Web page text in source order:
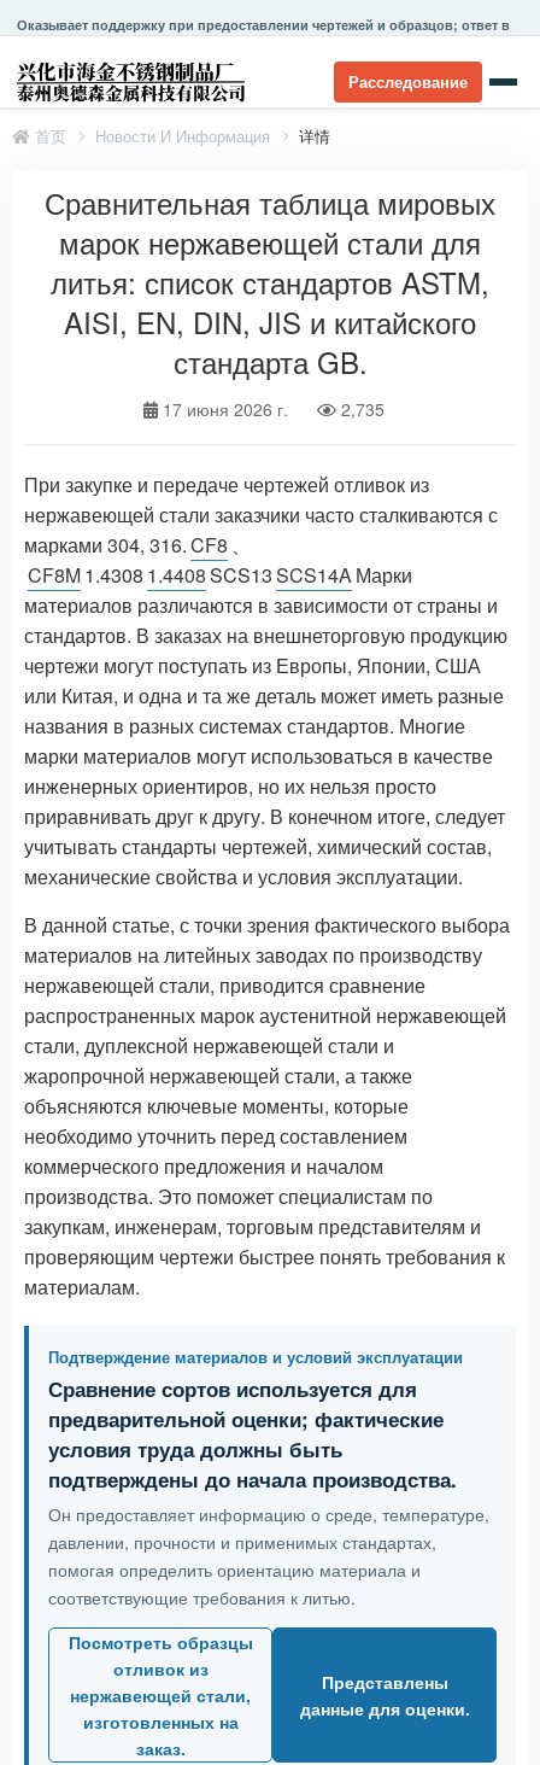
Оказывает поддержку при предоставлении чертежей и образцов; ответ в
Расследование
首页 Новости И Информация 详情
Сравнительная таблица мировых
марок нержавеющей стали для
литья: список стандартов ASTM,
AISI, EN, DIN, JIS и китайского
стандарта GB.
17 июня 2026 г. 2,735
При закупке и передаче чертежей отливок из
нержавеющей стали заказчики часто сталкиваются с
марками 304, 316.CF8 、
CF8M1.4308 1.4408SCS13SCS14AМарки
материалов различаются в зависимости от страны и
стандартов. В заказах на внешнеторговую продукцию
чертежи могут поступать из Европы, Японии, США
или Китая, и одна и та же деталь может иметь разные
названия в разных системах стандартов. Многие
марки материалов могут использоваться в качестве
инженерных ориентиров, но их нельзя просто
приравнивать друг к другу. В конечном итоге, следует
учитывать стандарты чертежей, химический состав,
механические свойства и условия эксплуатации.
В данной статье, с точки зрения фактического выбора
материалов на литейных заводах по производству
нержавеющей стали, приводится сравнение
распространенных марок аустенитной нержавеющей
стали, дуплексной нержавеющей стали и
жаропрочной нержавеющей стали, а также
объясняются ключевые моменты, которые
необходимо уточнить перед составлением
коммерческого предложения и началом
производства. Это поможет специалистам по
закупкам, инженерам, торговым представителям и
проверяющим чертежи быстрее понять требования к
материалам.
Подтверждение материалов и условий эксплуатации
Сравнение сортов используется для
предварительной оценки; фактические
условия труда должны быть
подтверждены до начала производства.
Он предоставляет информацию о среде, температуре,
давлении, прочности и применимых стандартах,
помогая определить ориентацию материала и
соответствующие требования к литью.
Посмотреть образцы
отливок из
нержавеющей стали,
изготовленных на
заказ.
Представлены
данные для оценки.